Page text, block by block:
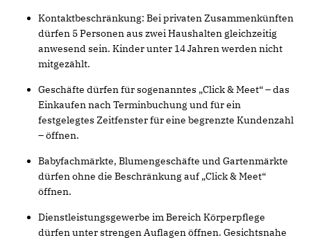
Kontaktbeschränkung: Bei privaten Zusammenkünften
dürfen 5 Personen aus zwei Haushalten gleichzeitig
anwesend sein. Kinder unter 14 Jahren werden nicht
mitgezählt.
Geschäfte dürfen für sogenanntes „Click & Meet“ – das
Einkaufen nach Terminbuchung und für ein
festgelegtes Zeitfenster für eine begrenzte Kundenzahl
– öffnen.
Babyfachmärkte, Blumengeschäfte und Gartenmärkte
dürfen ohne die Beschränkung auf „Click & Meet“
öffnen.
Dienstleistungsgewerbe im Bereich Körperpflege
dürfen unter strengen Auflagen öffnen. Gesichtsnahe